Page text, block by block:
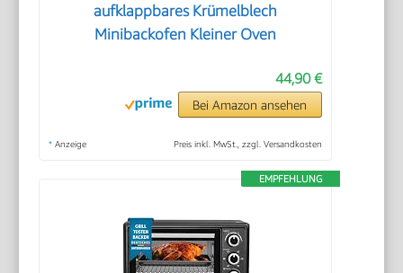
aufklappbares Krümelblech
Minibackofen Kleiner Oven
44,90 €
Bei Amazon ansehen
* Anzeige Preis inkl. MwSt., zzgl. Versandkosten
EMPFEHLUNG